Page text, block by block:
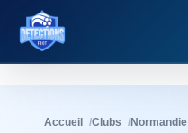
Détections Foot
Accueil Clubs Normandie